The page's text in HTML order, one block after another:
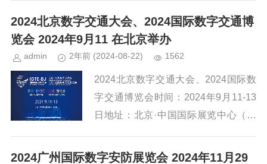
2024北京数字交通大会、2024国际数字交通博
览会 2024年9月11 在北京举办
admin 2年前 (2024-08-22) 1562
2024北京数字交通大会、2024国际数
字交通博览会时间：2024年9月11-13
日地址：北京·中国国际展览中心（顺
新未来网址：http://www.cdtc.ne...
2024广州国际数字安防展览会 2024年11月29